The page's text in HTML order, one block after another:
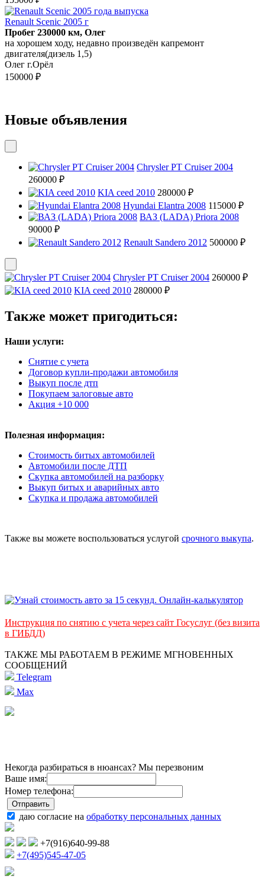
Renault Scenic 2005 г
Пробег 230000 км, Олег
на хорошем ходу, недавно произведён капремонт
двигателя(дизель 1,5)
Олег г.Орёл
150000 ₽
Новые объявления
Chrysler PT Cruiser 2004
260000 ₽
KIA ceed 2010 280000 ₽
Hyundai Elantra 2008 115000 ₽
ВАЗ (LADA) Priora 2008
90000 ₽
Renault Sandero 2012 500000 ₽
Chrysler PT Cruiser 2004 260000 ₽
KIA ceed 2010 280000 ₽
Также может пригодиться:
Наши услуги:
Снятие с учета
Договор купли-продажи автомобиля
Выкуп после дтп
Покупаем залоговые авто
Акция +10 000
Полезная информация:
Стоимость битых автомобилей
Автомобили после ДТП
Скупка автомобилей на разборку
Выкуп битых и аварийных авто
Скупка и продажа автомобилей
Также вы можете воспользоваться услугой срочного выкупа.
Инструкция по снятию с учета через сайт Госуслуг (без визита
в ГИБДД)
ТАКЖЕ МЫ РАБОТАЕМ В РЕЖИМЕ МГНОВЕННЫХ
СООБЩЕНИЙ
Telegram
Max
Некогда разбираться в нюансах? Мы перезвоним
Ваше имя:
Номер телефона:
даю согласие на обработку персональных данных
+7(916)640-99-88
+7(495)545-47-05